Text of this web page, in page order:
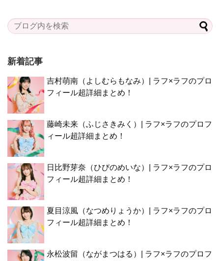
新着記事
吉村萌南（よしむらもなみ）| ラフ×ラフのプロ
フィール超詳細まとめ！
藤崎未来（ふじさきみく）| ラフ×ラフのプロフ
ィール超詳細まとめ！
日比野芽奈（ひびのめいな）| ラフ×ラフのプロ
フィール超詳細まとめ！
夏目涼風（なつめりょうか）| ラフ×ラフのプロ
フィール超詳細まとめ！
永松波留（ながまつはる）| ラフ×ラフのプロフ